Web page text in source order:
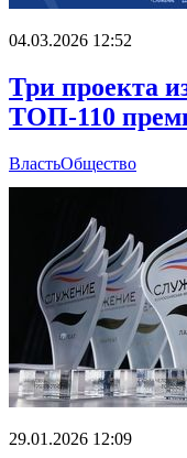
04.03.2026 12:52
Три проекта
ТОП-110
ВластьОбщество
29.01.2026 12:09